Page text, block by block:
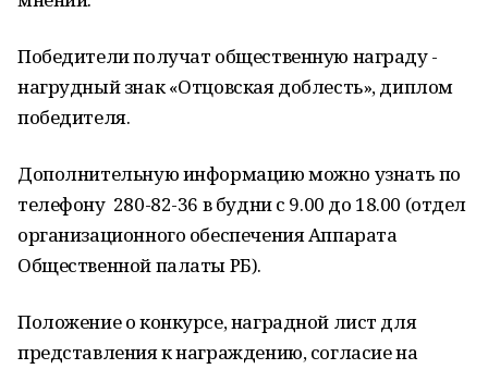
Победители получат общественную награду -
нагрудный знак «Отцовская доблесть», диплом
победителя.
Дополнительную информацию можно узнать по
телефону 280-82-36 в будни с 9.00 до 18.00 (отдел
организационного обеспечения Аппарата
Общественной палаты РБ).
Положение о конкурсе, наградной лист для
представления к награждению, согласие на